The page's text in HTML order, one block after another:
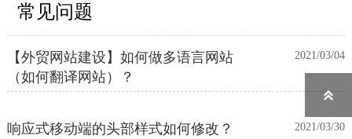
常见问题
【外贸网站建设】如何做多语言网站
（如何翻译网站）？
2021/03/04
响应式移动端的头部样式如何修改？
2021/03/30
